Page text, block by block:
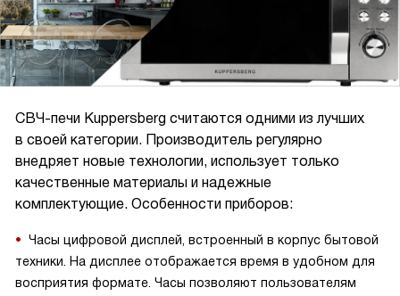
СВЧ-печи Kuppersberg считаются одними из лучших
в своей категории. Производитель регулярно
внедряет новые технологии, использует только
качественные материалы и надежные
комплектующие. Особенности приборов:
Часы цифровой дисплей, встроенный в корпус бытовой
техники. На дисплее отображается время в удобном для
восприятия формате. Часы позволяют пользователям